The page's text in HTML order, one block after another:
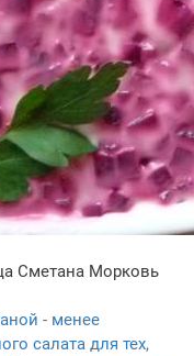
Сметана Морковь
- менее
салата для тех,